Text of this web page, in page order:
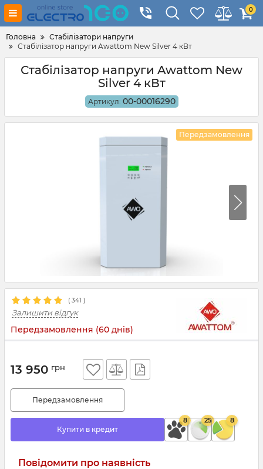
0
Головна
Стабілізатори напруги
Стабілізатор напруги Awattom New Silver 4 кВт
Стабілізатор напруги Awattom New
Silver 4 кВт
Артикул: 00-00016290
Передзамовлення
( 341 )
Залишити відгук
Передзамовлення (60 днів)
13 950 грн
Передзамовлення
Купити в кредит
8 25 8
Повідомити про наявність